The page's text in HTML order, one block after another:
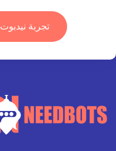
تجربة نيدبوت